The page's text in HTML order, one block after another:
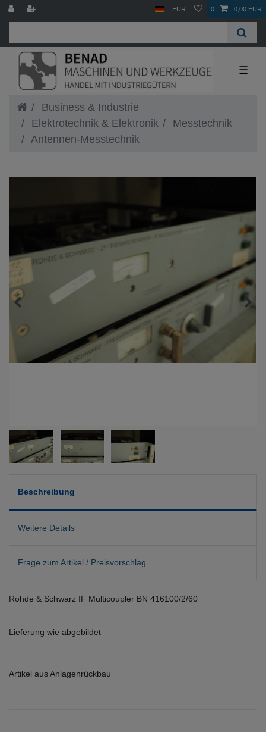
EUR 0 0,00 EUR
☰
Business & Industrie
Elektrotechnik & Elektronik
Messtechnik
Antennen-Messtechnik
Beschreibung
Weitere Details
Frage zum Artikel / Preisvorschlag
Rohde & Schwarz IF Multicoupler BN 416100/2/60
Lieferung wie abgebildet
Artikel aus Anlagenrückbau